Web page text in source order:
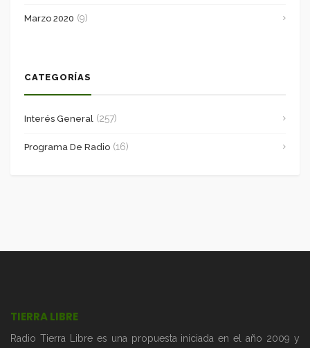
Marzo 2020 (9)
CATEGORÍAS
Interés General (257)
Programa De Radio (16)
TIERRA LIBRE
Radio Tierra Libre es una propuesta iniciada en el año 2009 y